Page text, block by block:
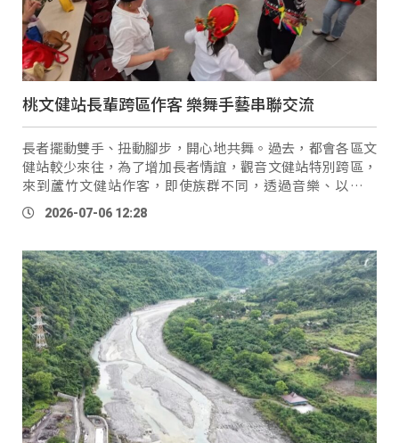
桃文健站長輩跨區作客 樂舞手藝串聯交流
長者擺動雙手、扭動腳步，開心地共舞。過去，都會各區文
健站較少來往，為了增加長者情誼，觀音文健站特別跨區，
來到蘆竹文健站作客，即使族群不同，透過音樂、以舞會
英玉）：「我們吸收很多新知識，跟 …
2026-07-06 12:28